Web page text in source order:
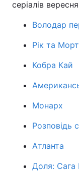
Спорт
Техно і зв'язок
Зброя
Здоров'я
Цікавинки
серіалів
Володар
Рік та
Кобра Кай
Монарх
Розповідь
Атланта
Доля: Сага